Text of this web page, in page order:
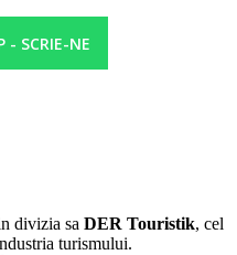
- SCRIE-NE
divizia sa DER Touristik, cel
turismului.